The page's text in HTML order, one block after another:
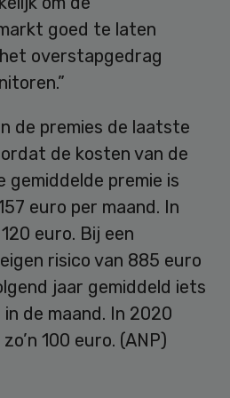
goed te laten
overstapgedrag
de premies de laatste
de kosten van de
gemiddelde premie is
euro per maand. In
euro. Bij een
risico van 885 euro
jaar gemiddeld iets
de maand. In 2020
100 euro. (ANP)